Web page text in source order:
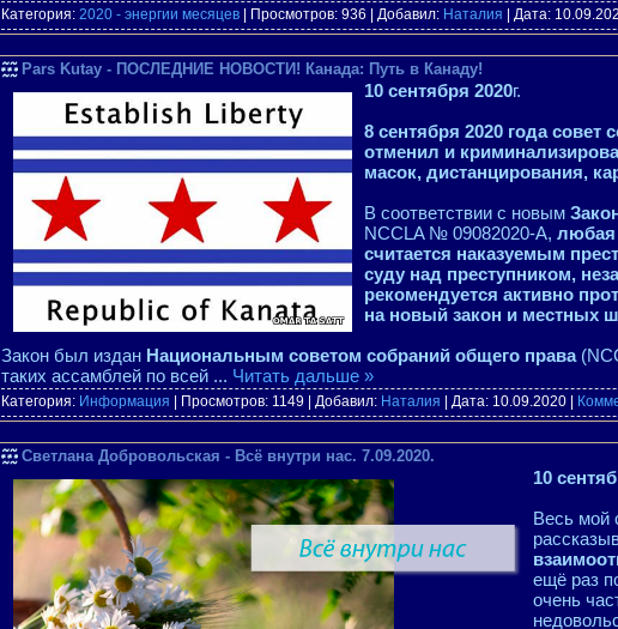
Категория: 2020 - энергии месяцев | Просмотров: 936 | Добавил: Наталия | Дата:
Pars Kutay - ПОСЛЕДНИЕ НОВОСТИ! Канада: Путь в Канаду!
10 сентября 2020г.
8 сентября 2020 года
отменил и
масок, дистанцирования,
В соответствии с новым
NCCLA № 09082020-A, любая
считается наказуемым
суду над преступником,
рекомендуется активно
на новый закон и местных
Закон был издан Национальным советом собраний общего права
таких ассамблей по всей ... Читать дальше »
Категория: Информация | Просмотров: 1149 | Добавил: Наталия | Дата: 10.09.2020
Светлана Добровольская - Всё внутри нас. 7.09.2020.
10
Весь мой
ещё раз
очень